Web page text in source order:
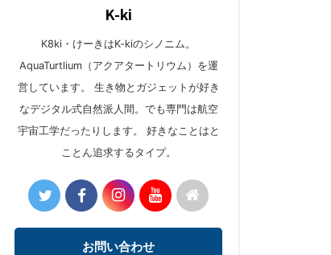
K-ki
K8ki・けーきはK-kiのシノニム。
AquaTurtlium（アクアタートリウム）を運
営しています。 生き物とガジェットが好き
なデジタル式自然派人間。でも専門は航空
宇宙工学だったりします。 好きなことはと
ことん追求するタイプ。
お問い合わせ